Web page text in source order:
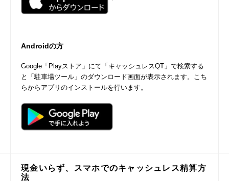
Androidの方
Google「Playストア」にて「キャッシュレスQT」で検索する
と「駐車場ツール」のダウンロード画面が表示されます。こち
らからアプリのインストールを行います。
現金いらず、スマホでのキャッシュレス精算方
法